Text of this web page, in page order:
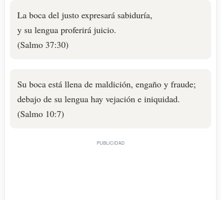
La boca del justo expresará sabiduría,
y su lengua proferirá juicio.
(Salmo 37:30)
Su boca está llena de maldición, engaño y fraude;
debajo de su lengua hay vejación e iniquidad.
(Salmo 10:7)